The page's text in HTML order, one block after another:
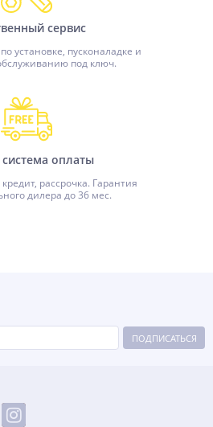
сервис
установке, пусконаладке и
под ключ.
система оплаты
рассрочка. Гарантия
дилера до 36 мес.
ПОДПИСАТЬСЯ